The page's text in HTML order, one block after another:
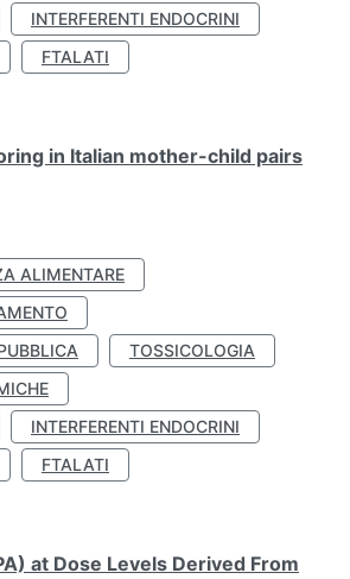
INTERFERENTI ENDOCRINI
FTALATI
in Italian mother-child pairs
ALIMENTARE
TOSSICOLOGIA
INTERFERENTI ENDOCRINI
FTALATI
at Dose Levels Derived From